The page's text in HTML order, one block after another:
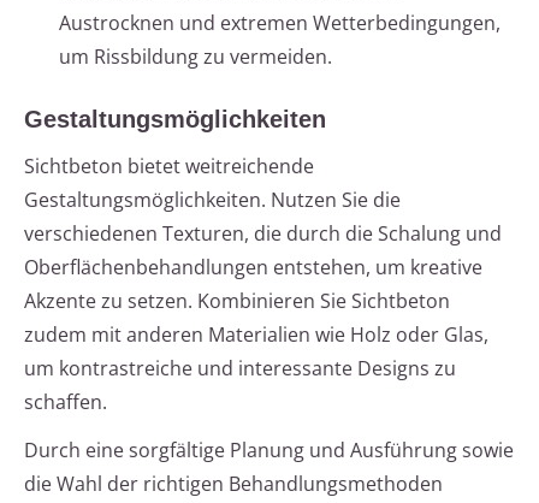
Austrocknen und extremen Wetterbedingungen,
um Rissbildung zu vermeiden.
Gestaltungsmöglichkeiten
Sichtbeton bietet weitreichende
Gestaltungsmöglichkeiten. Nutzen Sie die
verschiedenen Texturen, die durch die Schalung und
Oberflächenbehandlungen entstehen, um kreative
Akzente zu setzen. Kombinieren Sie Sichtbeton
zudem mit anderen Materialien wie Holz oder Glas,
um kontrastreiche und interessante Designs zu
schaffen.
Durch eine sorgfältige Planung und Ausführung sowie
die Wahl der richtigen Behandlungsmethoden